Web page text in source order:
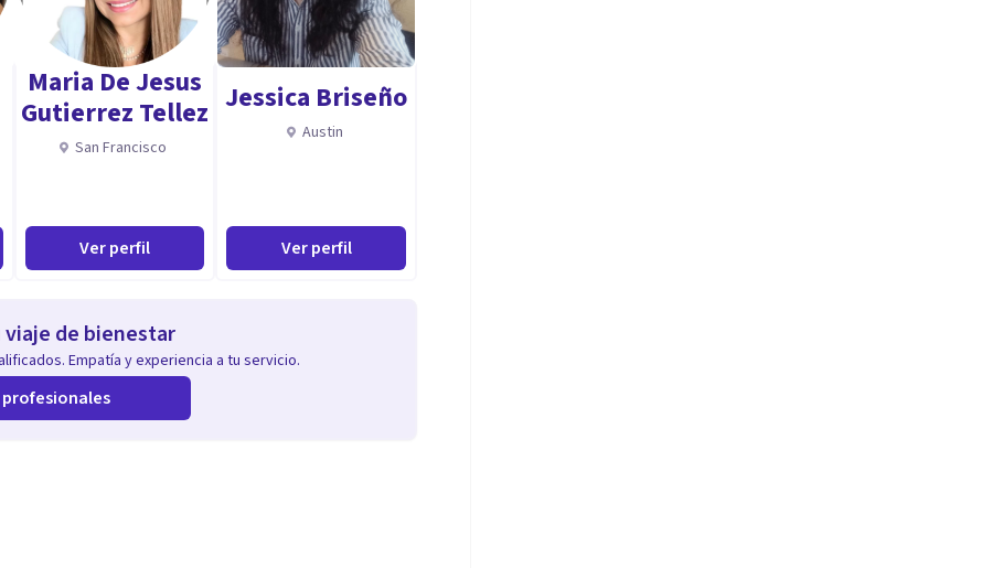
Maria De Jesus
Gutierrez Tellez
San Francisco
Ver perfil
Jessica Briseño
Austin
Ver perfil
de bienestar
Empatía y experiencia a tu servicio.